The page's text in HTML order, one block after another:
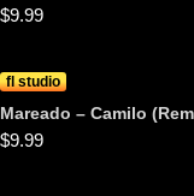
$9.99
fl studio
Mareado – Camilo
$9.99